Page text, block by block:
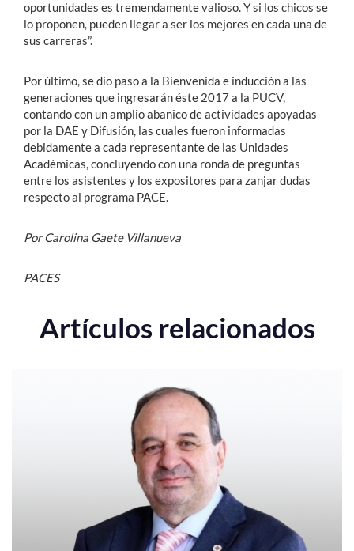
oportunidades es tremendamente valioso. Y si los chicos se
lo proponen, pueden llegar a ser los mejores en cada una de
sus carreras”.
Por último, se dio paso a la Bienvenida e inducción a las
generaciones que ingresarán éste 2017 a la PUCV,
contando con un amplio abanico de actividades apoyadas
por la DAE y Difusión, las cuales fueron informadas
debidamente a cada representante de las Unidades
Académicas, concluyendo con una ronda de preguntas
entre los asistentes y los expositores para zanjar dudas
respecto al programa PACE.
Por Carolina Gaete Villanueva
PACES
Artículos relacionados